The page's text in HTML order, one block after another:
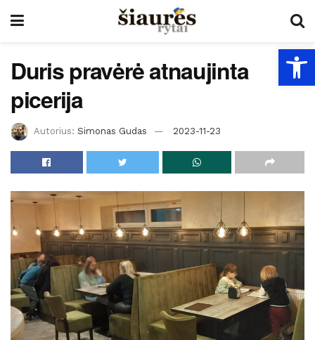
Duris pravėrė atnaujinta
picerija
Autorius: Simonas Gudas 2023-11-23